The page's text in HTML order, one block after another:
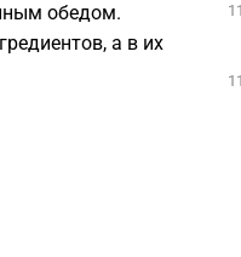
обедом.
а в их